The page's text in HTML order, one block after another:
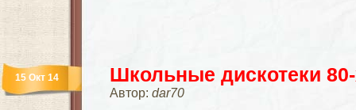
Школьные дискотеки
Автор: dar70
15 Окт 14